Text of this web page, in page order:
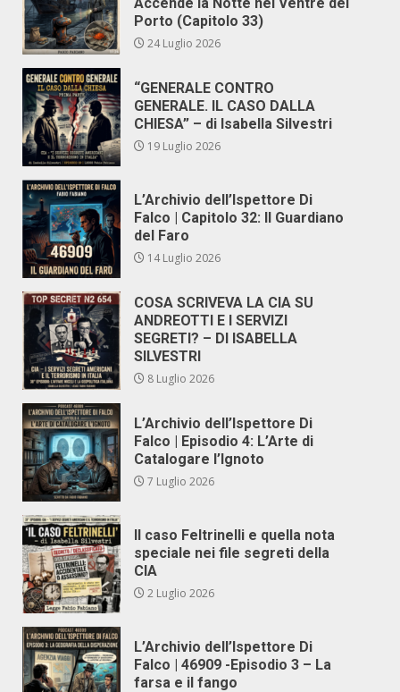
Porto (Capitolo 33)
24 Luglio 2026
“GENERALE CONTRO
GENERALE. IL CASO DALLA
CHIESA” – di Isabella Silvestri
19 Luglio 2026
L’Archivio dell’Ispettore Di
Falco | Capitolo 32: Il Guardiano
del Faro
14 Luglio 2026
COSA SCRIVEVA LA CIA SU
ANDREOTTI E I SERVIZI
SEGRETI? – DI ISABELLA
SILVESTRI
8 Luglio 2026
L’Archivio dell’Ispettore Di
Falco | Episodio 4: L’Arte di
Catalogare l’Ignoto
7 Luglio 2026
Il caso Feltrinelli e quella nota
speciale nei file segreti della
CIA
2 Luglio 2026
L’Archivio dell’Ispettore Di
Falco | 46909 -Episodio 3 – La
farsa e il fango